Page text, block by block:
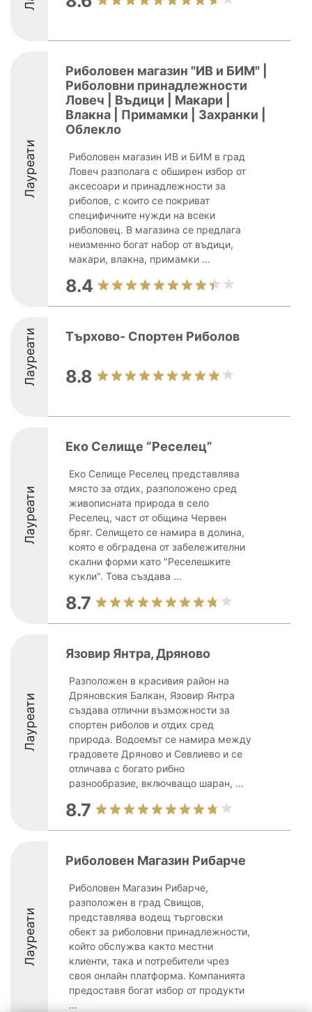
Лауреати
Риболовен магазин "ИВ и БИМ" |
Риболовни принадлежности
Ловеч | Въдици | Макари |
Влакна | Примамки | Захранки |
Облекло
Риболовен магазин ИВ и БИМ в град
Ловеч разполага с обширен избор от
аксесоари и принадлежности за
риболов, с които се покриват
специфичните нужди на всеки
риболовец. В магазина се предлага
неизменно богат набор от въдици,
макари, влакна, примамки ...
8.4
Лауреати Търхово- Спортен Риболов
8.8
Лауреати
Еко Селище “Реселец”
Еко Селище Реселец представлява
място за отдих, разположено сред
живописната природа в село
Реселец, част от община Червен
бряг. Селището се намира в долина,
която е обградена от забележителни
скални форми като "Реселешките
кукли". Това създава ...
8.7
Лауреати
Язовир Янтра, Дряново
Разположен в красивия район на
Дряновския Балкан, Язовир Янтра
създава отлични възможности за
спортен риболов и отдих сред
природа. Водоемът се намира между
градовете Дряново и Севлиево и се
отличава с богато рибно
разнообразие, включващо шаран, ...
8.7
Лауреати
Риболовен Магазин Рибарче
Риболовен Магазин Рибарче,
разположен в град Свищов,
представлява водещ търговски
обект за риболовни принадлежности,
който обслужва както местни
клиенти, така и потребители чрез
своя онлайн платформа. Компанията
предоставя богат избор от продукти
...